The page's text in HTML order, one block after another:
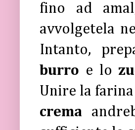
fino ad
avvolgetela
Intanto,
burro e lo
Unire la
crema